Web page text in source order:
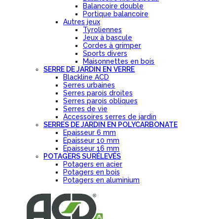
Balancoire double
Portique balancoire
Autres jeux
Tyroliennes
Jeux à bascule
Cordes à grimper
Sports divers
Maisonnettes en bois
SERRE DE JARDIN EN VERRE
Blackline ACD
Serres urbaines
Serres parois droites
Serres parois obliques
Serres de vie
Accessoires serres de jardin
SERRES DE JARDIN EN POLYCARBONATE
Epaisseur 6 mm
Epaisseur 10 mm
Epaisseur 16 mm
POTAGERS SURÉLEVÉS
Potagers en acier
Potagers en bois
Potagers en aluminium